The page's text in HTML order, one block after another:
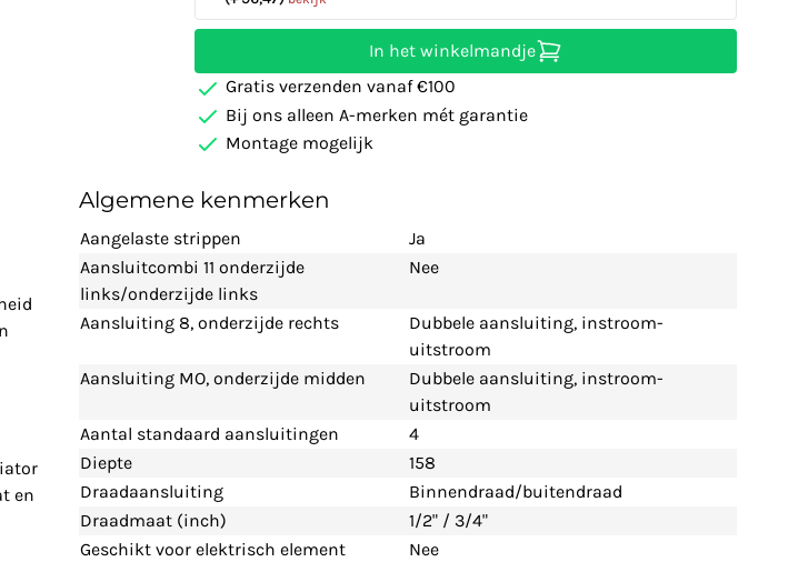
In het winkelmandje
Gratis verzenden vanaf €100
Bij ons alleen A-merken mét garantie
Montage mogelijk
en
Algemene kenmerken
Aangelaste strippen
Ja
Aansluitcombi 11 onderzijde
links/onderzijde links
Nee
Aansluiting 8, onderzijde rechts
Dubbele aansluiting, instroom-
uitstroom
Aansluiting MO, onderzijde midden
Dubbele aansluiting, instroom-
uitstroom
Aantal standaard aansluitingen
4
Diepte
158
Draadaansluiting
Binnendraad/buitendraad
Draadmaat (inch)
1/2" / 3/4"
Geschikt voor elektrisch element
Nee